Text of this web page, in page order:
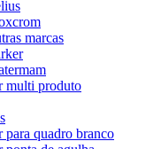
marcas
multi produto
para quadro branco